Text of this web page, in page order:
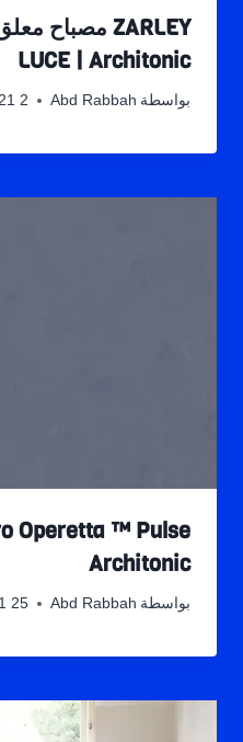
LUCE | Architonic
بواسطة Abd Rabbah 2 December، 2021
Architonic
بواسطة Abd Rabbah 25 December، 2021